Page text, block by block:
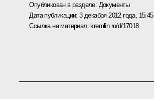
Опубликован в разделе: Документы
Дата публикации:3 декабря 2012 года, 15:45
Ссылка на материал: kremlin.ru/d/17018